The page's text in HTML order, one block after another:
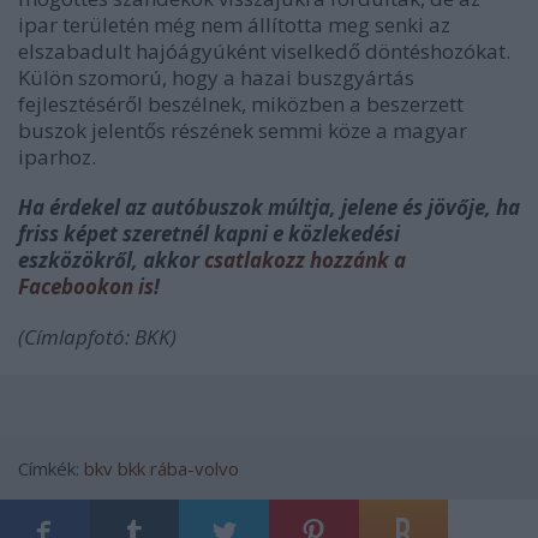
ipar területén még nem állította meg senki az
elszabadult hajóágyúként viselkedő döntéshozókat.
Külön szomorú, hogy a hazai buszgyártás
fejlesztéséről beszélnek, miközben a beszerzett
buszok jelentős részének semmi köze a magyar
iparhoz.
Ha érdekel az autóbuszok múltja, jelene és jövője, ha
friss képet szeretnél kapni e közlekedési
eszközökről, akkorcsatlakozz hozzánk a
Facebookon is!
(Címlapfotó: BKK)
Címkék: bkv bkk rába-volvo